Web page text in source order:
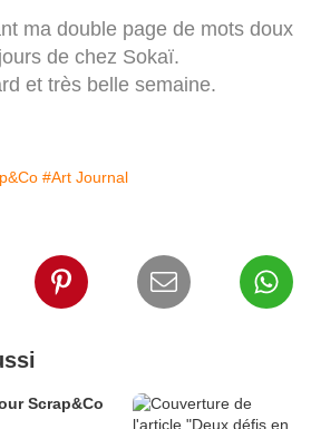
ma double page de mots doux
de chez Sokaï.
et très belle semaine.
#Art Journal
Scrap&Co